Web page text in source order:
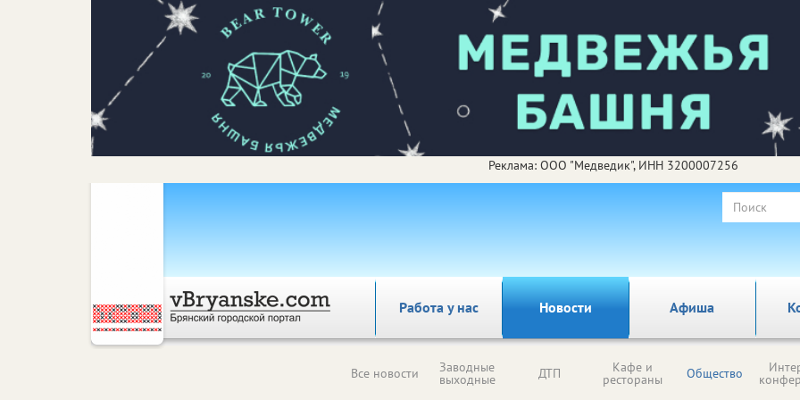
Реклама: ООО "Медведик", ИНН 3200007256
Работа у нас Новости Афиша
Все новости Заводные
выходные ДТП Кафе и
рестораны Общество